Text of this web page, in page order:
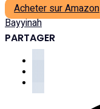
Acheter sur Amazon
Bayyinah
PARTAGER